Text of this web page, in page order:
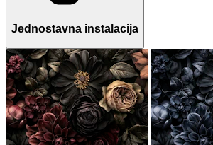
Jednostavna instalacija